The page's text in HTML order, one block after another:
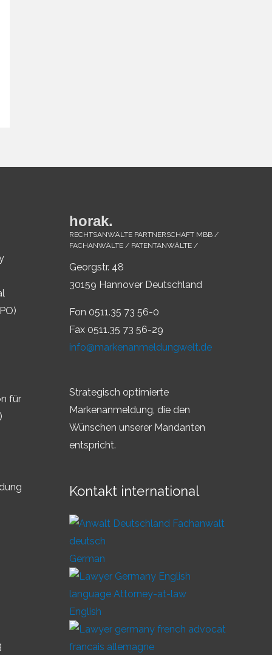
für
horak.
RECHTSANWÄLTE PARTNERSCHAFT MBB /
FACHANWÄLTE / PATENTANWÄLTE /
Georgstr. 48
30159 Hannover Deutschland
Fon 0511.35 73 56-0
Fax 0511.35 73 56-29
info@markenanmeldungwelt.de
Strategisch optimierte
Markenanmeldung, die den
Wünschen unserer Mandanten
entspricht.
Kontakt international
German
English